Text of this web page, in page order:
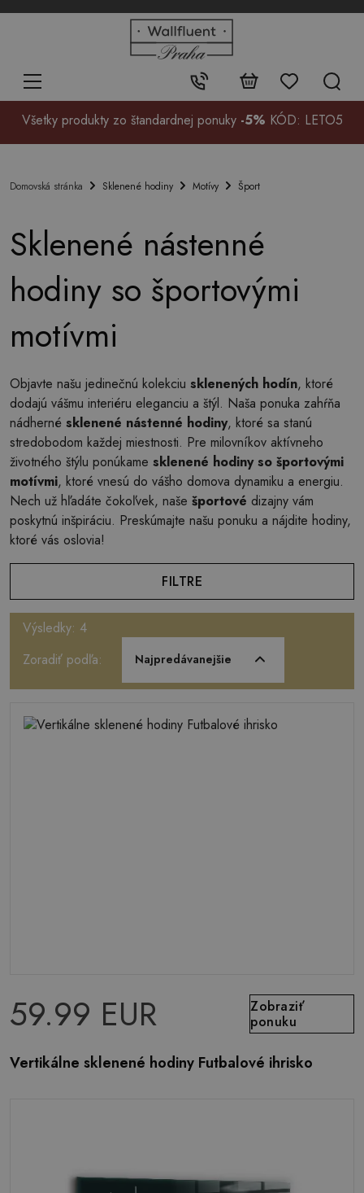
Kontakt:
+48
99
Všetky produkty zo štandardnej ponuky -5% KÓD: LETO5
Domovská stránka Sklenené hodiny Motívy Šport
Sklenené nástenné
hodiny so športovými
motívmi
Objavte našu jedinečnú kolekciu sklenených hodín, ktoré
dodajú vášmu interiéru eleganciu a štýl. Naša ponuka zahŕňa
nádherné sklenené nástenné hodiny, ktoré sa stanú
stredobodom každej miestnosti. Pre milovníkov aktívneho
životného štýlu ponúkame sklenené hodiny so športovými
motívmi, ktoré vnesú do vášho domova dynamiku a energiu.
Nech už hľadáte čokoľvek, naše športové dizajny vám
poskytnú inšpiráciu. Preskúmajte našu ponuku a nájdite hodiny,
ktoré vás oslovia!
FILTRE
Výsledky: 4
Zoradiť podľa:
Najpredávanejšie
59.99 EUR
Zobraziť
ponuku
Vertikálne sklenené hodiny Futbalové ihrisko